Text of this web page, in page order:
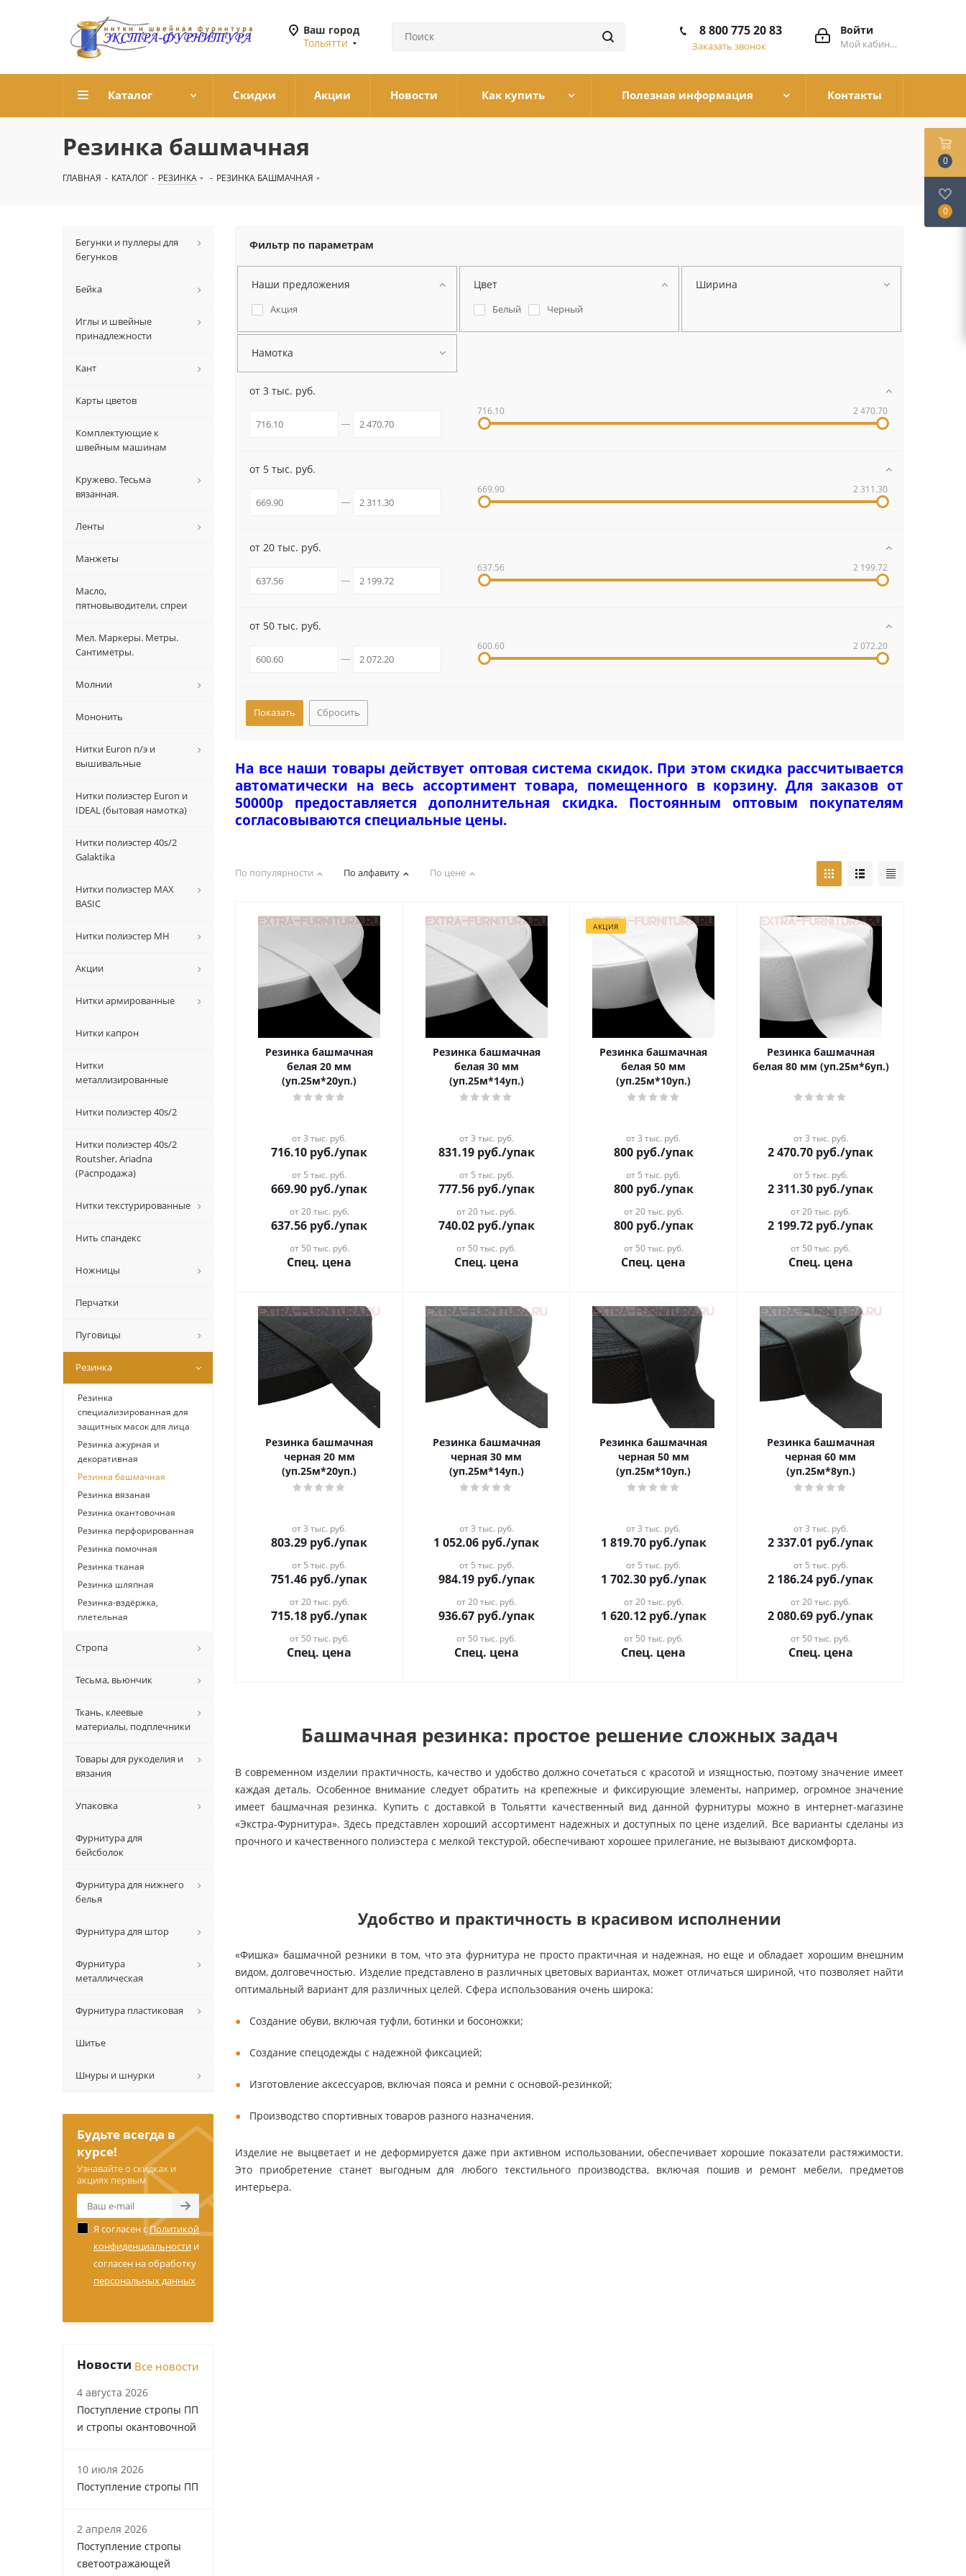
Ваш город
Тольятти
Войти
Мой кабинет
8 800 775 20 83
Заказать звонок
Каталог Скидки Акции Новости Как купить Полезная информация Контакты
Резинка башмачная
ГЛАВНАЯ - КАТАЛОГ - РЕЗИНКА - РЕЗИНКА БАШМАЧНАЯ
Фильтр по параметрам
Наши предложения
Акция
Цвет
Белый Черный
Ширина
Намотка
от 3 тыс. руб.
716.10 2 470.70
от 5 тыс. руб.
669.90 2 311.30
от 20 тыс. руб.
637.56 2 199.72
от 50 тыс. руб.
600.60 2 072.20
Сбросить
На все наши товары действует оптовая система скидок. При этом скидка рассчитывается
автоматически на весь ассортимент товара, помещенного в корзину. Для заказов от
50000р предоставляется дополнительная скидка. Постоянным оптовым покупателям
согласовываются специальные цены.
По популярности По алфавиту По цене
Резинка башмачная
белая 20 мм
(уп.25м*20уп.)
от 3 тыс. руб.
716.10 руб./упак
от 5 тыс. руб.
669.90 руб./упак
от 20 тыс. руб.
637.56 руб./упак
от 50 тыс. руб.
Спец. цена
Резинка башмачная
белая 30 мм
(уп.25м*14уп.)
от 3 тыс. руб.
831.19руб./упак
от 5 тыс. руб.
777.56руб./упак
от 20 тыс. руб.
740.02руб./упак
от 50 тыс. руб.
Спец. цена
АКЦИЯ
Резинка башмачная
белая 50 мм
(уп.25м*10уп.)
от 3 тыс. руб.
800руб./упак
от 5 тыс. руб.
800руб./упак
от 20 тыс. руб.
800руб./упак
от 50 тыс. руб.
Спец. цена
Резинка башмачная
белая 80 мм (уп.25м*6уп.)
от 3 тыс. руб.
2 470.70 руб./упак
от 5 тыс. руб.
2 311.30 руб./упак
от 20 тыс. руб.
2 199.72 руб./упак
от 50 тыс. руб.
Спец. цена
Резинка башмачная
черная 20 мм
(уп.25м*20уп.)
от 3 тыс. руб.
803.29 руб./упак
от 5 тыс. руб.
751.46 руб./упак
от 20 тыс. руб.
715.18 руб./упак
от 50 тыс. руб.
Спец. цена
Резинка башмачная
черная 30 мм
(уп.25м*14уп.)
от 3 тыс. руб.
1 052.06 руб./упак
от 5 тыс. руб.
984.19руб./упак
от 20 тыс. руб.
936.67руб./упак
от 50 тыс. руб.
Спец. цена
Резинка башмачная
черная 50 мм
(уп.25м*10уп.)
от 3 тыс. руб.
1 819.70руб./упак
от 5 тыс. руб.
1 702.30руб./упак
от 20 тыс. руб.
1 620.12руб./упак
от 50 тыс. руб.
Спец. цена
Резинка башмачная
черная 60 мм
(уп.25м*8уп.)
от 3 тыс. руб.
2 337.01 руб./упак
от 5 тыс. руб.
2 186.24 руб./упак
от 20 тыс. руб.
2 080.69 руб./упак
от 50 тыс. руб.
Спец. цена
Башмачная резинка: простое решение сложных задач
В современном изделии практичность, качество и удобство должно сочетаться с красотой и изящностью, поэтому значение имеет
каждая деталь. Особенное внимание следует обратить на крепежные и фиксирующие элементы, например, огромное значение
имеет башмачная резинка. Купить с доставкой в Тольятти качественный вид данной фурнитуры можно в интернет-магазине
«Экстра-Фурнитура». Здесь представлен хороший ассортимент надежных и доступных по цене изделий. Все варианты сделаны из
прочного и качественного полиэстера с мелкой текстурой, обеспечивают хорошее прилегание, не вызывают дискомфорта.
Удобство и практичность в красивом исполнении
«Фишка» башмачной резники в том, что эта фурнитура не просто практичная и надежная, но еще и обладает хорошим внешним
видом, долговечностью. Изделие представлено в различных цветовых вариантах, может отличаться шириной, что позволяет найти
оптимальный вариант для различных целей. Сфера использования очень широка:
Создание обуви, включая туфли, ботинки и босоножки;
Создание спецодежды с надежной фиксацией;
Изготовление аксессуаров, включая пояса и ремни с основой-резинкой;
Производство спортивных товаров разного назначения.
Изделие не выцветает и не деформируется даже при активном использовании, обеспечивает хорошие показатели растяжимости.
Это приобретение станет выгодным для любого текстильного производства, включая пошив и ремонт мебели, предметов
интерьера.
Бегунки и пуллеры для
бегунков
Бейка
Иглы и швейные
принадлежности
Кант
Карты цветов
Комплектующие к
швейным машинам
Кружево. Тесьма
вязанная.
Ленты
Манжеты
Масло,
пятновыводители, спреи
Мел. Маркеры. Метры.
Сантиметры.
Молнии
Мононить
Нитки Euron п/э и
вышивальные
Нитки полиэстер Euron и
IDEAL (бытовая намотка)
Нитки полиэстер 40s/2
Galaktika
Нитки полиэстер MAX
BASIC
Нитки полиэстер MH
Акции
Нитки армированные
Нитки капрон
Нитки
металлизированные
Нитки полиэстер 40s/2
Нитки полиэстер 40s/2
Routsher, Ariadna
(Распродажа)
Нитки текстурированные
Нить спандекс
Ножницы
Перчатки
Пуговицы
Резинка
Резинка
специализированная для
защитных масок для лица
Резинка ажурная и
декоративная
Резинка башмачная
Резинка вязаная
Резинка окантовочная
Резинка перфорированная
Резинка помочная
Резинка тканая
Резинка шляпная
Резинка-вздёржка,
плетельная
Стропа
Тесьма, вьюнчик
Ткань, клеевые
материалы, подплечники
Товары для рукоделия и
вязания
Упаковка
Фурнитура для
бейсболок
Фурнитура для нижнего
белья
Фурнитура для штор
Фурнитура
металлическая
Фурнитура пластиковая
Шитье
Шнуры и шнурки
Будьте всегда в
курсе!
Узнавайте о скидках и
акциях первым
Я согласен сПолитикой
конфиденциальности и
согласен на обработку
персональных данных
Новости Все новости
4 августа 2026
Поступление стропы ПП
и стропы окантовочной
10 июля 2026
Поступление стропы ПП
2 апреля 2026
Поступление стропы
светоотражающей
0
0